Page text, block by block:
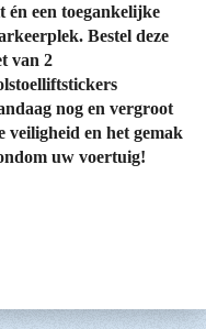
én een toegankelijke
Bestel deze
van 2
nog en vergroot
veiligheid en het gemak
uw voertuig!